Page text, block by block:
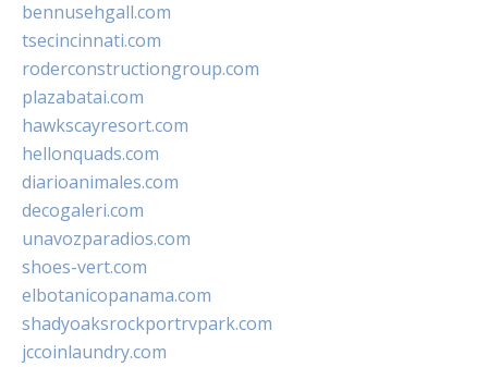
bennusehgall.com
tsecincinnati.com
roderconstructiongroup.com
plazabatai.com
hawkscayresort.com
hellonquads.com
diarioanimales.com
decogaleri.com
unavozparadios.com
shoes-vert.com
elbotanicopanama.com
shadyoaksrockportrvpark.com
jccoinlaundry.com